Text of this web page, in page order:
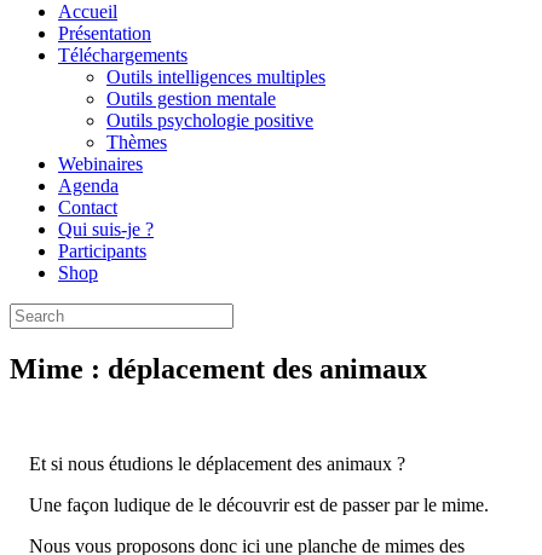
Accueil
Présentation
Téléchargements
Outils intelligences multiples
Outils gestion mentale
Outils psychologie positive
Thèmes
Webinaires
Agenda
Contact
Qui suis-je ?
Participants
Shop
Mime : déplacement des animaux
Et si nous étudions le déplacement des animaux ?
Une façon ludique de le découvrir est de passer par le mime.
Nous vous proposons donc ici une planche de mimes des